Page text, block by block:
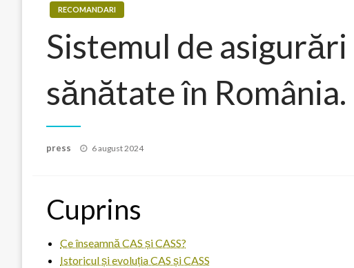
RECOMANDARI
Sistemul de
sănătate în România.
press
Posted
6 august 2024
Cuprins
Ce înseamnă CAS și CASS?
Istoricul și evoluția CAS și CASS